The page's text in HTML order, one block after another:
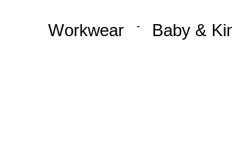
Workwear Baby &